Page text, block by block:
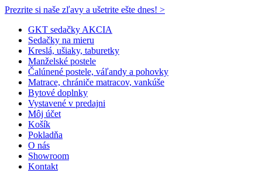
Prezrite si naše zľavy a ušetrite ešte dnes! >​
GKT sedačky AKCIA
Sedačky na mieru
Kreslá, ušiaky, taburetky
Manželské postele
Čalúnené postele, váľandy a pohovky
Matrace, chrániče matracov, vankúše
Bytové doplnky
Vystavené v predajni
Môj účet
Košík
Pokladňa
O nás
Showroom
Kontakt